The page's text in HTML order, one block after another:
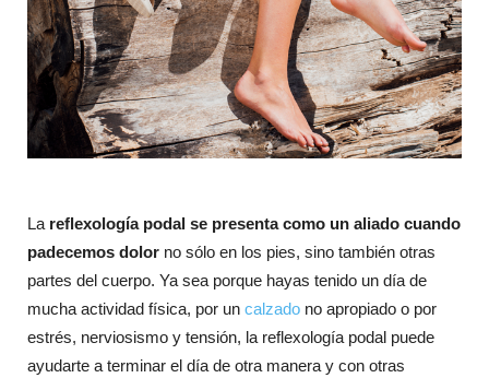
Lareflexología podal se presenta como un aliado cuando
padecemos dolor no sólo en los pies, sino también otras
partes del cuerpo. Ya sea porque hayas tenido un día de
mucha actividad física, por un calzado no apropiado o por
estrés, nerviosismo y tensión, la reflexología podal puede
ayudarte a terminar el día de otra manera y con otras